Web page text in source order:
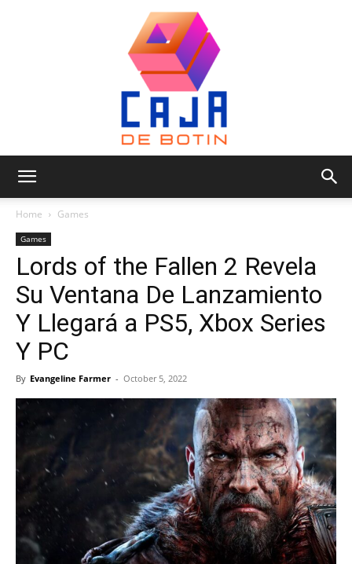
de
Botin
Home Games
Games
Lords of the Fallen 2 Revela
Su Ventana De Lanzamiento
Y Llegará a PS5, Xbox Series
Y PC
By Evangeline Farmer - October 5, 2022